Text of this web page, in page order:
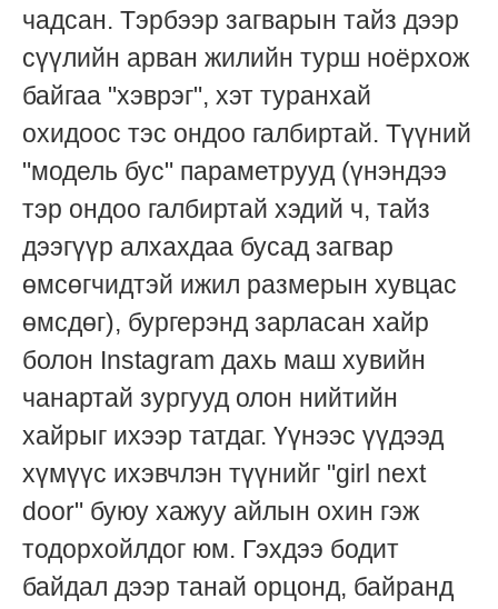
чадсан. Тэрбээр загварын тайз дээр
сүүлийн арван жилийн турш ноёрхож
байгаа "хэврэг", хэт туранхай
охидоос тэс ондоо галбиртай. Түүний
"модель бус" параметрууд (үнэндээ
тэр ондоо галбиртай хэдий ч, тайз
дээгүүр алхахдаа бусад загвар
өмсөгчидтэй ижил размерын хувцас
өмсдөг), бургерэнд зарласан хайр
болон Instagram дахь маш хувийн
чанартай зургууд олон нийтийн
хайрыг ихээр татдаг. Үүнээс үүдээд
хүмүүс ихэвчлэн түүнийг "girl next
door" буюу хажуу айлын охин гэж
тодорхойлдог юм. Гэхдээ бодит
байдал дээр танай орцонд, байранд